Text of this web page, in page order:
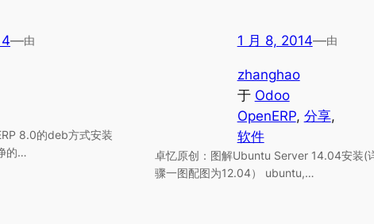
—由
8.0的deb方式安装
的…
1 月 8, 2014—由
zhanghao
于 Odoo
OpenERP, 分享
软件
卓忆原创：图解Ubuntu Server 14.04安装(
骤一图配图为12.04） ubuntu,…